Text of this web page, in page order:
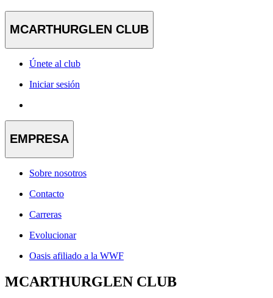
MCARTHURGLEN CLUB
Únete al club
Iniciar sesión
EMPRESA
Sobre nosotros
Contacto
Carreras
Evolucionar
Oasis afiliado a la WWF
MCARTHURGLEN CLUB